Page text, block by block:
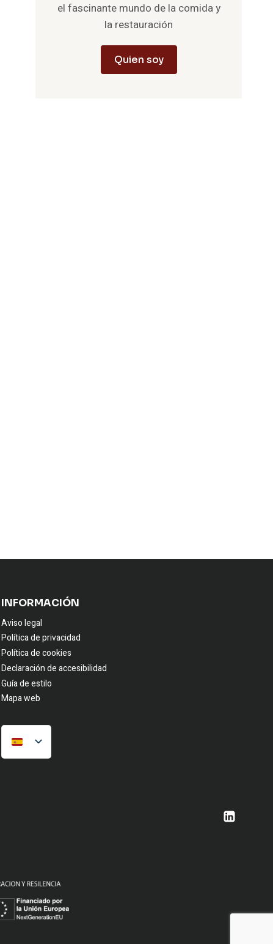
el fascinante mundo de la comida y
la restauración
Quien soy
INFORMACIÓN
Aviso legal
Política de privacidad
Política de cookies
Declaración de accesibilidad
Guía de estilo
Mapa web